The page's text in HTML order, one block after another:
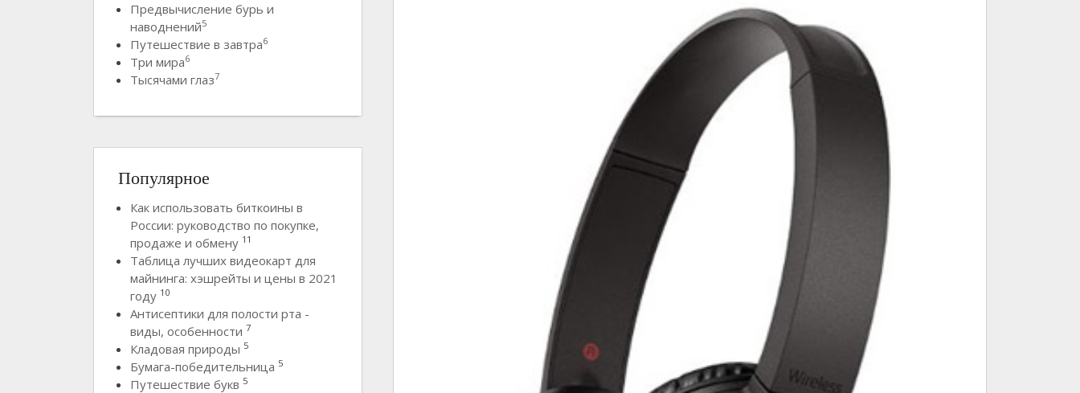
Предвычисление бурь и
наводнений5
Путешествие в завтра6
Три мира6
Тысячами глаз7
Популярное
Как использовать биткоины в
России: руководство по покупке,
продаже и обмену 11
Таблица лучших видеокарт для
майнинга: хэшрейты и цены в 2021
году 10
Антисептики для полости рта -
виды, особенности 7
Кладовая природы 5
Бумага-победительница 5
Путешествие букв 5